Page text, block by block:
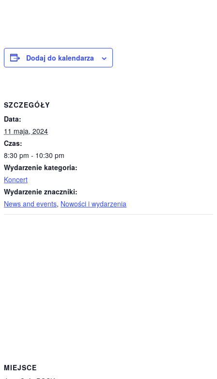
Dodaj do kalendarza
SZCZEGÓŁY
Data:
11 maja, 2024
Czas:
8:30 pm - 10:30 pm
Wydarzenie kategoria:
Koncert
Wydarzenie znaczniki:
News and events, Nowości i wydarzenia
MIEJSCE